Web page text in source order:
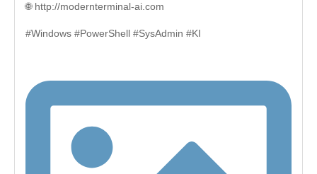
🌐 http://modernterminal-ai.com
#Windows #PowerShell #SysAdmin #KI